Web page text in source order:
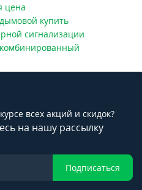
цена
купить
сигнализации
всех акций и скидок?
на нашу рассылку
Подписаться